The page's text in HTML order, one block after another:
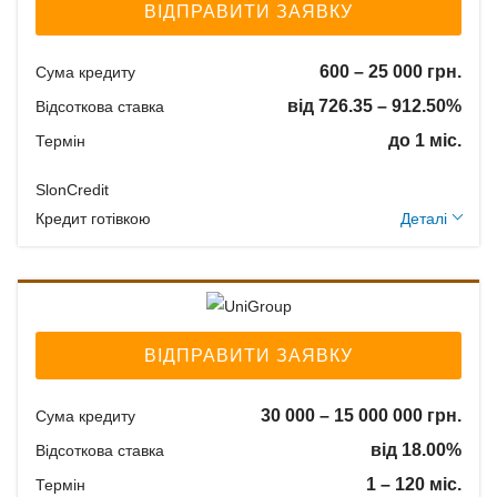
ВІДПРАВИТИ ЗАЯВКУ
Сума кредиту 600 – 25 000 грн.
Відсоткова ставка від 726.35 – 912.50%
Термін до 1 міс.
SlonCredit
Кредит готівкою
Деталі
Спосіб погашення:
Класичний
Дострокове погашення:
Дострокове без штрафів
ВІДПРАВИТИ ЗАЯВКУ
Сума кредиту 30 000 – 15 000 000 грн.
Відсоткова ставка від 18.00%
Термін 1 – 120 міс.